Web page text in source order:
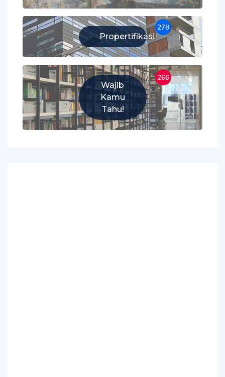
Propertifikasi
278
Wajib
Kamu
Tahu!
266